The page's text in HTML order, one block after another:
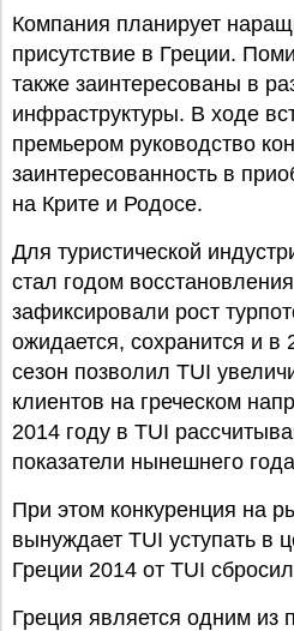
Компания планирует
присутствие в Греции.
также заинтересованы в
инфраструктуры. В ходе
премьером руководство
заинтересованность в
на Крите и Родосе.
Для туристической
стал годом
зафиксировали рост
ожидается, сохранится и
сезон позволил TUI
клиентов на греческом
2014 году в TUI
показатели нынешнего
При этом конкуренция на
вынуждает TUI уступать в
Греции 2014 от TUI
Греция является одним из